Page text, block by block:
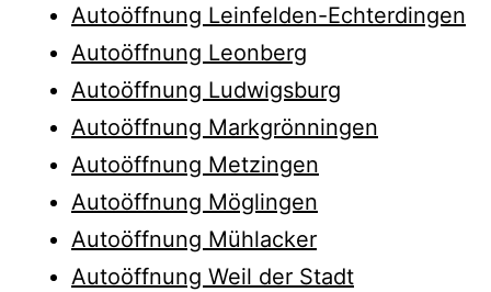
Autoöffnung Leinfelden-Echterdingen
Autoöffnung Leonberg
Autoöffnung Ludwigsburg
Autoöffnung Markgrönningen
Autoöffnung Metzingen
Autoöffnung Möglingen
Autoöffnung Mühlacker
Autoöffnung Weil der Stadt